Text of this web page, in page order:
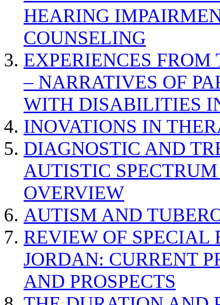
HEARING
COUNSELING
EXPERIENCES
– NARRATIVES OF
WITH DISABILITIES
INOVATIONS IN
DIAGNOSTIC AND
AUTISTIC
OVERVIEW
AUTISM AND
REVIEW OF SPECIAL
JORDAN: CURRENT
AND PROSPECTS